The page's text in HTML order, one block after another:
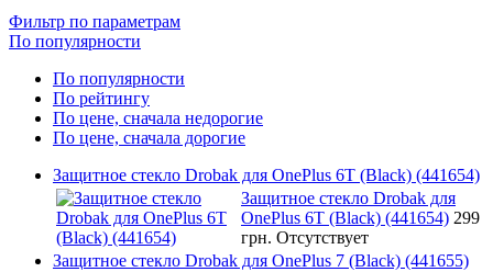
Фильтр по параметрам
По популярности
По популярности
По рейтингу
По цене, сначала недорогие
По цене, сначала дорогие
Защитное стекло Drobak для OnePlus 6T (Black) (441654)
Защитное стекло Drobak для
OnePlus 6T (Black) (441654) 299
грн. Отсутствует
Защитное стекло Drobak для OnePlus 7 (Black) (441655)